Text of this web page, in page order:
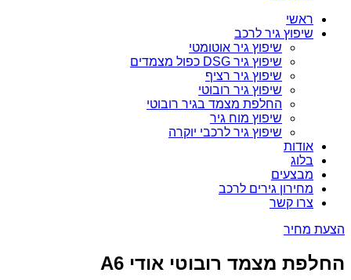
ראשי
שיפוץ גיר לרכב
שיפוץ גיר אוטומטי
שיפוץ גיר DSG כפול מצמדים
שיפוץ גיר רציף
שיפוץ גיר רובוטי
החלפת מצמד בגיר רובוטי
שיפוץ מוח גיר
שיפוץ גיר לרכבי יוקרה
אודות
בלוג
מבצעים
מחירון גירים לרכב
צרו קשר
הצעת מחיר
החלפת מצמד רובוטי אודי A6